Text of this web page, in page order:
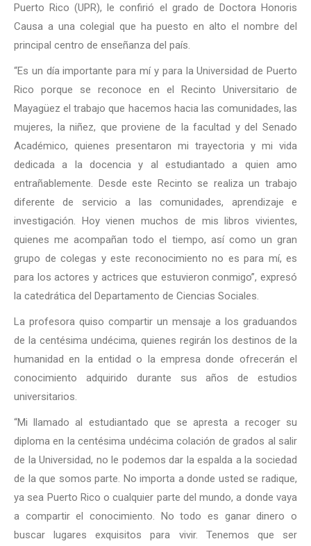
Puerto Rico (UPR), le confirió el grado de Doctora Honoris
Causa a una colegial que ha puesto en alto el nombre del
principal centro de enseñanza del país.
“Es un día importante para mí y para la Universidad de Puerto
Rico porque se reconoce en el Recinto Universitario de
Mayagüez el trabajo que hacemos hacia las comunidades, las
mujeres, la niñez, que proviene de la facultad y del Senado
Académico, quienes presentaron mi trayectoria y mi vida
dedicada a la docencia y al estudiantado a quien amo
entrañablemente. Desde este Recinto se realiza un trabajo
diferente de servicio a las comunidades, aprendizaje e
investigación. Hoy vienen muchos de mis libros vivientes,
quienes me acompañan todo el tiempo, así como un gran
grupo de colegas y este reconocimiento no es para mí, es
para los actores y actrices que estuvieron conmigo”, expresó
la catedrática del Departamento de Ciencias Sociales.
La profesora quiso compartir un mensaje a los graduandos
de la centésima undécima, quienes regirán los destinos de la
humanidad en la entidad o la empresa donde ofrecerán el
conocimiento adquirido durante sus años de estudios
universitarios.
“Mi llamado al estudiantado que se apresta a recoger su
diploma en la centésima undécima colación de grados al salir
de la Universidad, no le podemos dar la espalda a la sociedad
de la que somos parte. No importa a donde usted se radique,
ya sea Puerto Rico o cualquier parte del mundo, a donde vaya
a compartir el conocimiento. No todo es ganar dinero o
buscar lugares exquisitos para vivir. Tenemos que ser